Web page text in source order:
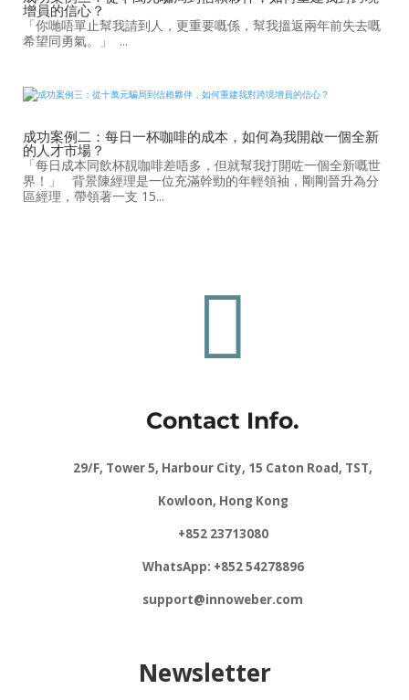
增員的信心？
「你哋唔單止幫我請到人，更重要嘅係，幫我搵返兩年前失去嘅
希望同勇氣。」 ...
成功案例二：每日一杯咖啡的成本，如何為我開啟一個全新
的人才市場？
「每日成本同飲杯靚咖啡差唔多，但就幫我打開咗一個全新嘅世
界！」 背景陳經理是一位充滿幹勁的年輕領袖，剛剛晉升為分
區經理，帶領著一支 15...

Contact Info.
29/F, Tower 5, Harbour City, 15 Caton Road, TST,
Kowloon, Hong Kong
+852 23713080
WhatsApp: +852 54278896
support@innoweber.com
Newsletter